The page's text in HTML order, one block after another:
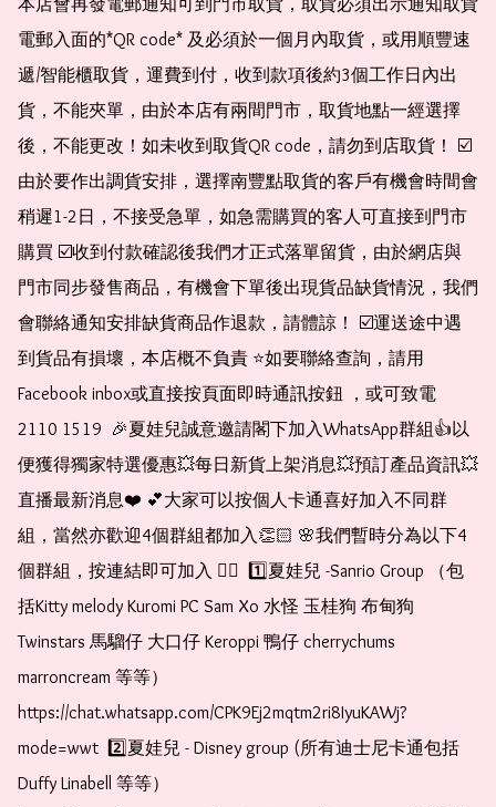
電郵入面的*QR code* 及必須於一個月內取貨，或用順豐速
遞/智能櫃取貨，運費到付，收到款項後約3個工作日內出
貨，不能夾單，由於本店有兩間門市，取貨地點一經選擇
後，不能更改！如未收到取貨QR code，請勿到店取貨！ ☑️
由於要作出調貨安排，選擇南豐點取貨的客戶有機會時間會
稍遲1-2日，不接受急單，如急需購買的客人可直接到門市
購買 ☑️收到付款確認後我們才正式落單留貨，由於網店與
門市同步發售商品，有機會下單後出現貨品缺貨情況，我們
會聯絡通知安排缺貨商品作退款，請體諒！ ☑️運送途中遇
到貨品有損壞，本店概不負責 ⭐️如要聯絡查詢，請用
Facebook inbox或直接按頁面即時通訊按鈕 ，或可致電
2110 1519  🎉夏娃兒誠意邀請閣下加入WhatsApp群組👍以
便獲得獨家特選優惠💥每日新貨上架消息💥預訂產品資訊💥
直播最新消息❤️ 💕大家可以按個人卡通喜好加入不同群
組，當然亦歡迎4個群組都加入👏🏻 🌸我們暫時分為以下4
個群組，按連結即可加入 👇🏻  1️⃣夏娃兒 -Sanrio Group （包
括Kitty melody Kuromi PC Sam Xo 水怪 玉桂狗 布甸狗
Twinstars 馬騮仔 大口仔 Keroppi 鴨仔 cherrychums
marroncream 等等）
https://chat.whatsapp.com/CPK9Ej2mqtm2ri8IyuKAWj?
mode=wwt  2️⃣夏娃兒 - Disney group (所有迪士尼卡通包括
Duffy Linabell 等等）